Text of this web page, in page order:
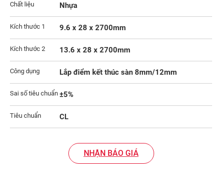
Chất liệu Nhựa
Kích thước 1 9.6 x 28 x 2700mm
Kích thước 2 13.6 x 28 x 2700mm
Công dụng Lắp điểm kết thúc sàn 8mm/12mm
Sai số tiêu chuẩn ±5%
Tiêu chuẩn CL
NHẬN BÁO GIÁ